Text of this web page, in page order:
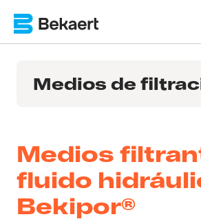
Medios de
Medios
fluido
Bekipor®